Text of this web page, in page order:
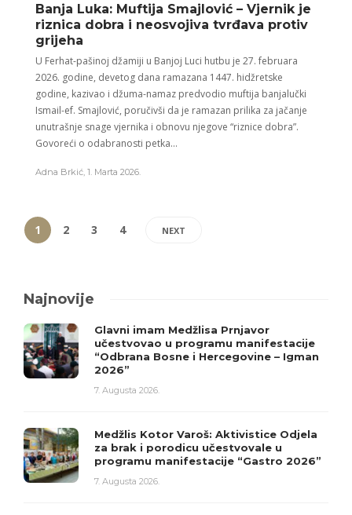
Banja Luka: Muftija Smajlović – Vjernik je
riznica dobra i neosvojiva tvrđava protiv
grijeha
U Ferhat-pašinoj džamiji u Banjoj Luci hutbu je 27. februara
2026. godine, devetog dana ramazana 1447. hidžretske
godine, kazivao i džuma-namaz predvodio muftija banjalučki
Ismail-ef. Smajlović, poručivši da je ramazan prilika za jačanje
unutrašnje snage vjernika i obnovu njegove “riznice dobra”.
Govoreći o odabranosti petka...
Adna Brkić 1. Marta 2026.
1 2 3 4 NEXT
Najnovije
Glavni imam Medžlisa Prnjavor
učestvovao u programu manifestacije
“Odbrana Bosne i Hercegovine – Igman
2026”
7. Augusta 2026.
Medžlis Kotor Varoš: Aktivistice Odjela
za brak i porodicu učestvovale u
programu manifestacije “Gastro 2026”
7. Augusta 2026.